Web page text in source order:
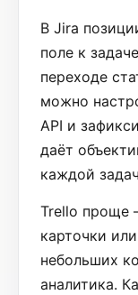
В Jira
поле к
переходе
можно
API и
даёт
каждой
Trello проще
карточки
небольших
аналитика.